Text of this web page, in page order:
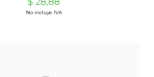
No incluye IVA